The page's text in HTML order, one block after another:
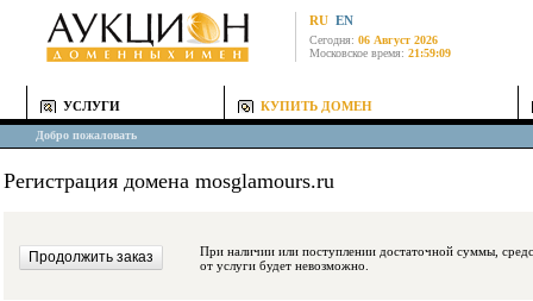
RU EN
Сегодня: 06 Август 2026
Московское время: 21:59:09
УСЛУГИ КУПИТЬ ДОМЕН
Добро пожаловать
Регистрация домена mosglamours.ru
При наличии или поступлении достаточной суммы, средства будут
от услуги будет невозможно.